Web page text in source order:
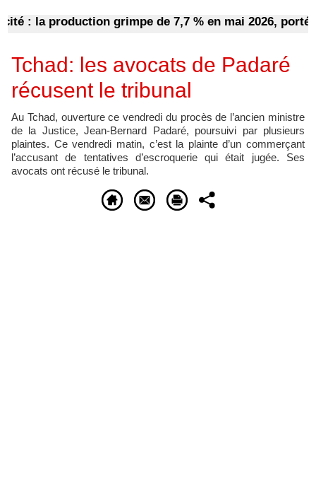
la production grimpe de 7,7 % en mai 2026, portée
Tchad: les avocats de Padaré
récusent le tribunal
Au Tchad, ouverture ce vendredi du procès de l’ancien ministre
de la Justice, Jean-Bernard Padaré, poursuivi par plusieurs
plaintes. Ce vendredi matin, c’est la plainte d’un commerçant
l’accusant de tentatives d’escroquerie qui était jugée. Ses
avocats ont récusé le tribunal.